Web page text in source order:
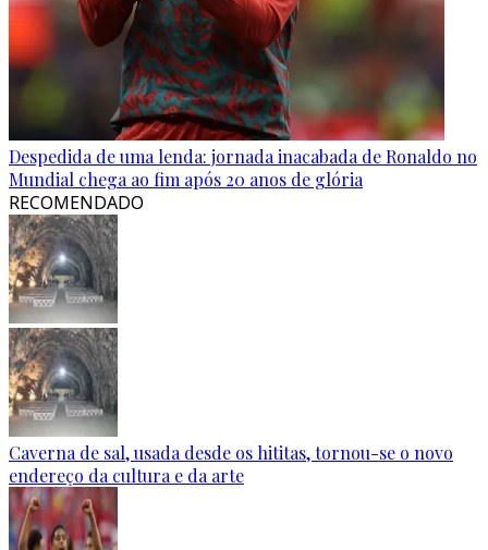
Despedida de uma lenda: jornada inacabada de Ronaldo no
Mundial chega ao fim após 20 anos de glória
RECOMENDADO
Caverna de sal, usada desde os hititas, tornou-se o novo
endereço da cultura e da arte